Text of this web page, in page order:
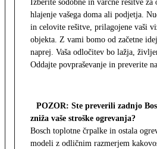
Izberite sodobne in varčne rešitve za
hlajenje vašega doma ali podjetja.
in celovite rešitve, prilagojene vaši
objekta. Z vami bomo od začetne
naprej. Vaša odločitev bo lažja,
Oddajte povpraševanje in preverite
POZOR: Ste preverili zadnjo
zniža vaše stroške ogrevanja?
Bosch toplotne črpalke in ostala
modeli z odličnim razmerjem